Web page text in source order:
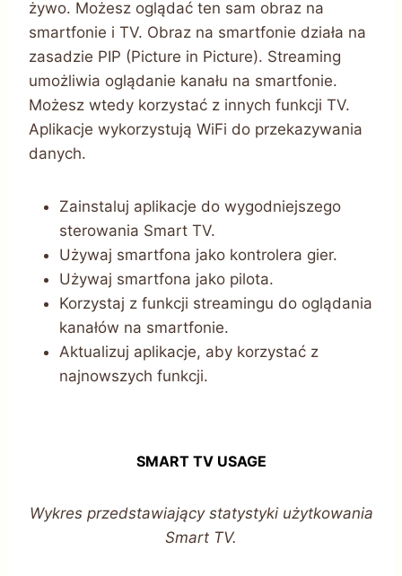
żywo. Możesz oglądać ten sam obraz na
smartfonie i TV. Obraz na smartfonie działa na
zasadzie PIP (Picture in Picture). Streaming
umożliwia oglądanie kanału na smartfonie.
Możesz wtedy korzystać z innych funkcji TV.
Aplikacje wykorzystują WiFi do przekazywania
danych.
Zainstaluj aplikacje do wygodniejszego
sterowania Smart TV.
Używaj smartfona jako kontrolera gier.
Używaj smartfona jako pilota.
Korzystaj z funkcji streamingu do oglądania
kanałów na smartfonie.
Aktualizuj aplikacje, aby korzystać z
najnowszych funkcji.
SMART TV USAGE
Wykres przedstawiający statystyki użytkowania
Smart TV.